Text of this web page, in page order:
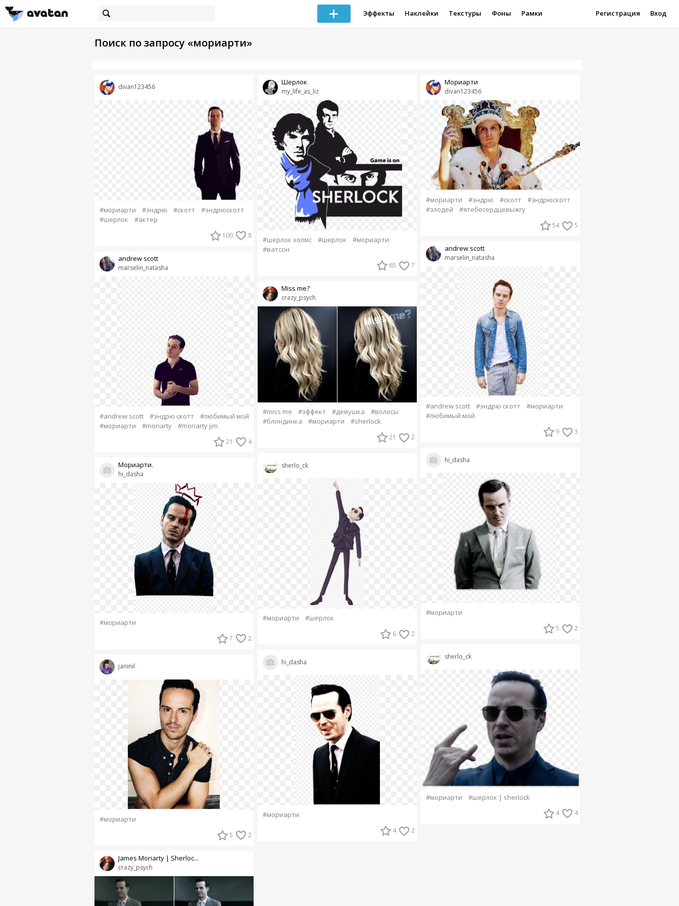
Эффекты Наклейки Текстуры Фоны Рамки Регистрация Вход
Поиск по запросу «мориарти»
divan123456
#мориарти #эндрю #скотт
#эндрюскотт
#шерлок
#актер
100 8
marselin_natasha
andrew scott
#andrew scott #эндрю скотт
#любимый мой
#мориарти
#moriarty #moriarty jim
21 4
hi_dasha
Мориарти.
#мориарти
7 2
janinil
#мориарти
5 2
crazy_psych
James Moriarty | Sherloc...
my_life_as_liz
Шерлок
#шерлок холмс #шерлок
#мориарти
#ватсон
65 7
crazy_psych
Miss me?
#miss me #эффект #девушка
#волосы
#блондинка
#мориарти #sherlock
21 2
sherlo_ck
#мориарти #шерлок
6 2
hi_dasha
#мориарти
4 2
divan123456
Мориарти
#мориарти #эндрю #скотт
#эндрюскотт
#злодей
#ятебесердцевыжгу
54 5
marselin_natasha
andrew scott
#andrew scott #эндрю скотт
#мориарти
#любимый мой
9 3
hi_dasha
#мориарти
5 2
sherlo_ck
#мориарти #шерлок | sherlock
4 4